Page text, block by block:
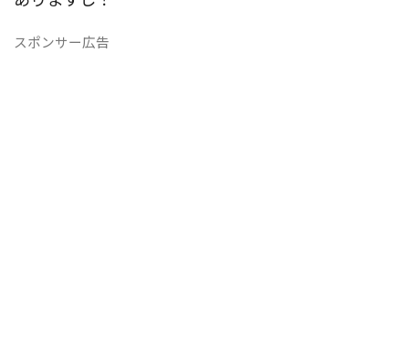
スポンサー広告